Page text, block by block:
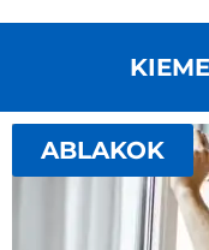
ABLAKOK